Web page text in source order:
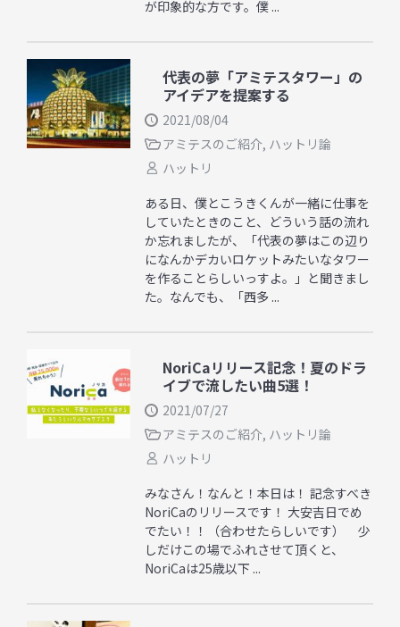
が印象的な方です。僕 ...
代表の夢「アミテスタワー」の
アイデアを提案する
2021/08/04
アミテスのご紹介, ハットリ論
ハットリ
ある日、僕とこうきくんが一緒に仕事を
していたときのこと、どういう話の流れ
か忘れましたが、「代表の夢はこの辺り
になんかデカいロケットみたいなタワー
を作ることらしいっすよ。」と聞きまし
た。なんでも、「西多 ...
NoriCaリリース記念！夏のドラ
イブで流したい曲5選！
2021/07/27
アミテスのご紹介, ハットリ論
ハットリ
みなさん！なんと！本日は！ 記念すべき
NoriCaのリリースです！ 大安吉日でめ
でたい！！（合わせたらしいです） 少
しだけこの場でふれさせて頂くと、
NoriCaは25歳以下 ...